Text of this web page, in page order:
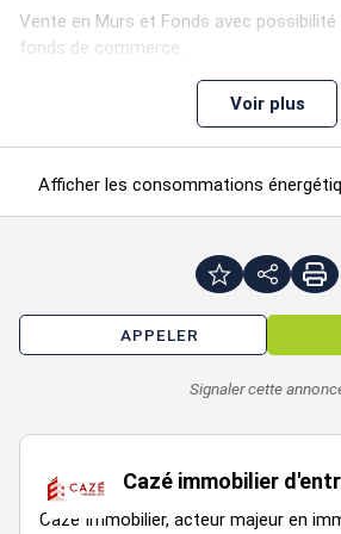
Vente en Murs et Fonds avec possibilité
fonds de commerce.
Les informations sur les risques
www.georisques.gouv.fr
Disponibilité : a définir entre les parties
Immeuble indépendant
Issue de secours
Rez-de-chaussée
Voir plus
Afficher les consommations
APPELER
Signaler cette
Cazé immobilier
Cazé Immobilier, acteur majeur en